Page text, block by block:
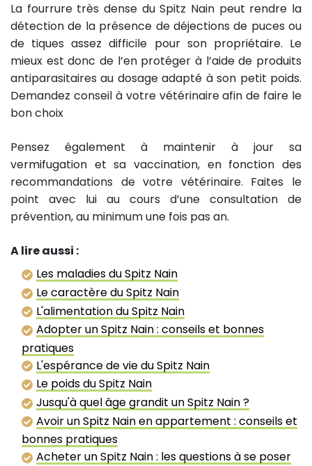
La fourrure très dense du Spitz Nain peut rendre la
détection de la présence de déjections de puces ou
de tiques assez difficile pour son propriétaire. Le
mieux est donc de l’en protéger à l’aide de produits
antiparasitaires au dosage adapté à son petit poids.
Demandez conseil à votre vétérinaire afin de faire le
bon choix
Pensez également à maintenir à jour sa
vermifugation et sa vaccination, en fonction des
recommandations de votre vétérinaire. Faites le
point avec lui au cours d’une consultation de
prévention, au minimum une fois pas an.
A lire aussi :
Les maladies du Spitz Nain
Le caractère du Spitz Nain
L'alimentation du Spitz Nain
Adopter un Spitz Nain : conseils et bonnes
pratiques
L'espérance de vie du Spitz Nain
Le poids du Spitz Nain
Jusqu'à quel âge grandit un Spitz Nain ?
Avoir un Spitz Nain en appartement : conseils et
bonnes pratiques
Acheter un Spitz Nain : les questions à se poser